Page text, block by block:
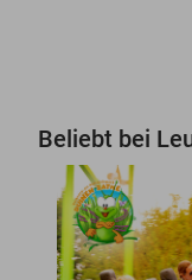
Beliebt bei